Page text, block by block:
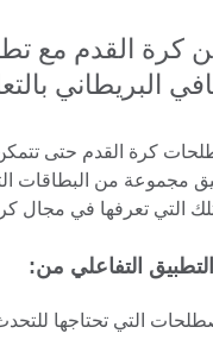
كرة القدم مع
البريطاني
كرة القدم حتى تتمكن
مجموعة من البطاقات
التي تعرفها في مجال
التفاعلي من:
التي تحتاجها